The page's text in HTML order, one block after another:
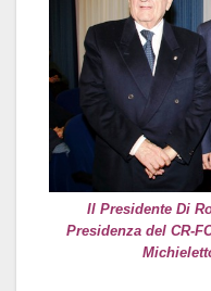
Il Presidente Di
Presidenza del CR-